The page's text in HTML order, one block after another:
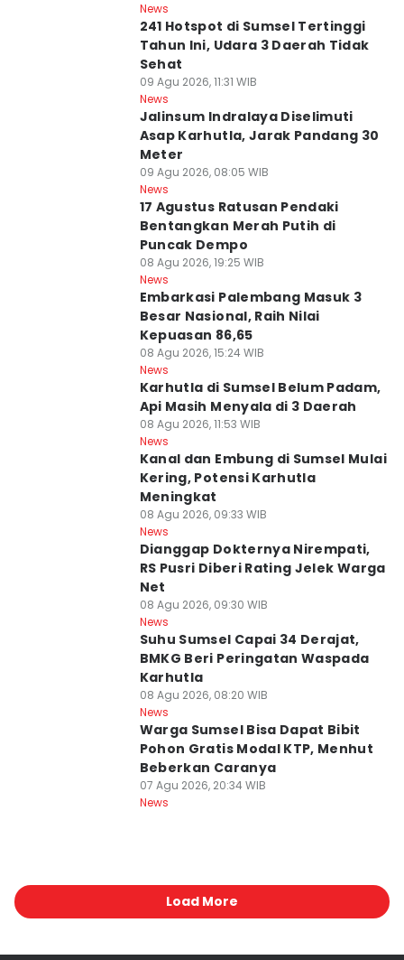
News
241 Hotspot di Sumsel Tertinggi
Tahun Ini, Udara 3 Daerah Tidak
Sehat
09 Agu 2026, 11:31 WIB
News
Jalinsum Indralaya Diselimuti
Asap Karhutla, Jarak Pandang 30
Meter
09 Agu 2026, 08:05 WIB
News
17 Agustus Ratusan Pendaki
Bentangkan Merah Putih di
Puncak Dempo
08 Agu 2026, 19:25 WIB
News
Embarkasi Palembang Masuk 3
Besar Nasional, Raih Nilai
Kepuasan 86,65
08 Agu 2026, 15:24 WIB
News
Karhutla di Sumsel Belum Padam,
Api Masih Menyala di 3 Daerah
08 Agu 2026, 11:53 WIB
News
Kanal dan Embung di Sumsel Mulai
Kering, Potensi Karhutla
Meningkat
08 Agu 2026, 09:33 WIB
News
Dianggap Dokternya Nirempati,
RS Pusri Diberi Rating Jelek Warga
Net
08 Agu 2026, 09:30 WIB
News
Suhu Sumsel Capai 34 Derajat,
BMKG Beri Peringatan Waspada
Karhutla
08 Agu 2026, 08:20 WIB
News
Warga Sumsel Bisa Dapat Bibit
Pohon Gratis Modal KTP, Menhut
Beberkan Caranya
07 Agu 2026, 20:34 WIB
News
Load More